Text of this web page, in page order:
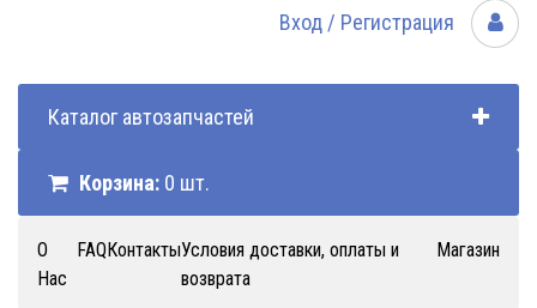
Вход / Регистрация
Каталог автозапчастей
Корзина: 0 шт.
О
Нас
FAQКонтактыУсловия доставки, оплаты и
возврата
Магазин